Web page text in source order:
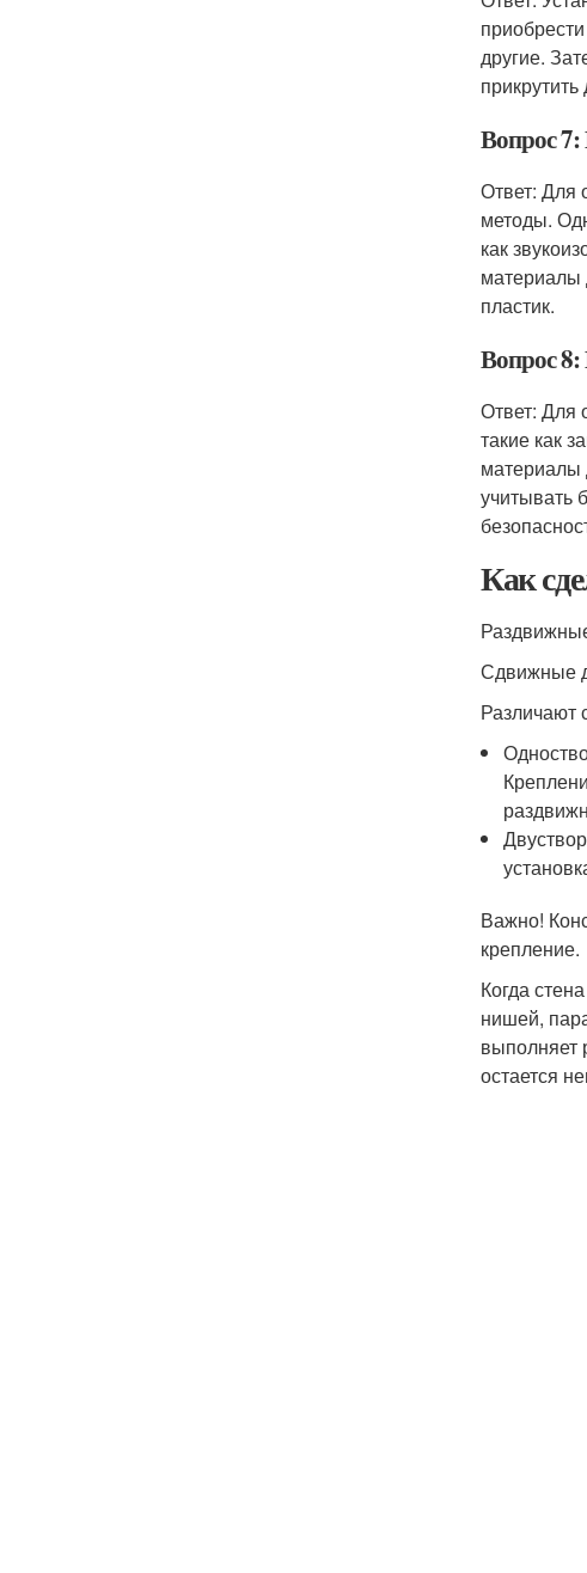
другие.
Вопрос 7:
Ответ: Для
методы.
как
материалы
пластик.
Вопрос 8:
Ответ: Для
такие как
материалы
учитывать
Как
Сдвижные
Различают
Важно!
крепление.
Когда
нишей,
выполняет
остается